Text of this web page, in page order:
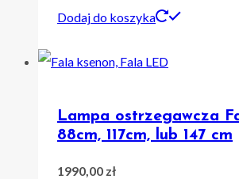
Dodaj do koszyka
Lampa ostrzegawcza
88cm, 117cm, lub 147 cm
1990,00 zł